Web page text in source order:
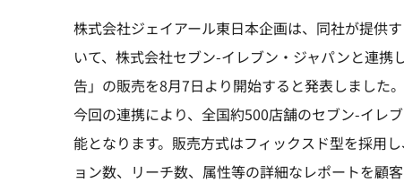
株式会社ジェイアール東日本企画は、同社が提供
いて、株式会社セブン-イレブン・ジャパンと連
告」の販売を8月7日より開始すると発表しました。
今回の連携により、全国約500店舗のセブン-イレ
能となります。販売方式はフィックスド型を採用
ョン数、リーチ数、属性等の詳細なレポートを顧客